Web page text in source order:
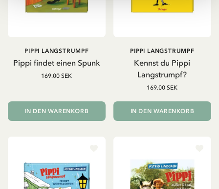
Pippi findet einen Spunk
PIPPI LANGSTRUMPF
169.00 SEK
IN DEN WARENKORB
Kennst du Pippi
Langstrumpf?
PIPPI LANGSTRUMPF
169.00 SEK
IN DEN WARENKORB